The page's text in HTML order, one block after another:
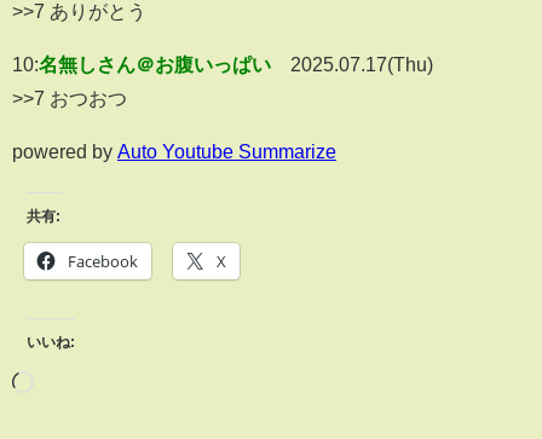
>>7 ありがとう
10:名無しさん＠お腹いっぱい
2025.07.17(Thu)
>>7 おつおつ
powered by Auto Youtube Summarize
共有:
Facebook X
いいね: